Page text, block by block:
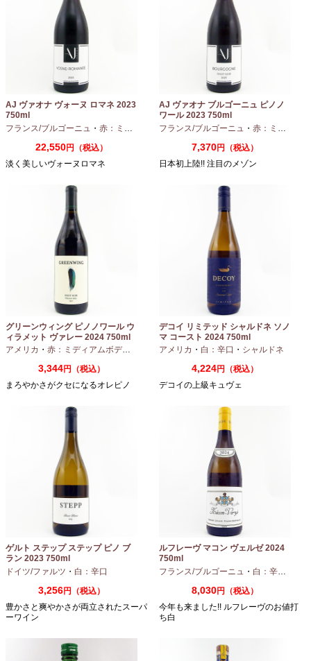
AJ ヴァオナ ヴォーヌ ロマネ 2023
750ml
フランス/ブルゴーニュ ・ 赤：ミディアムボディ ・ピノノワール
22,550円（税込）
淡く美しいヴォーヌロマネ
AJ ヴァオナ ブルゴーニュ ピノノ
ワール 2023 750ml
フランス/ブルゴーニュ ・ 赤：ミディアムボディ
7,370円（税込）
日本初上陸!! 注目のメゾン
グリーンウィング ピノノワール ウ
ィラメット ヴァレー 2024 750ml
アメリカ ・ 赤：ミディアムボディ ピノノワール
3,344円（税込）
まろやかさがクセになるオレピノ
デコイ リミテッド シャルドネ ソノ
マ コースト 2024 750ml
アメリカ ・ 白：辛口 ・ シャルドネ
4,224円（税込）
デコイの上級キュヴェ
ゲルト ステップ ステップ ピノ ブ
ラン 2023 750ml
ドイツ/ファルツ ・ 白：辛口
3,256円（税込）
豊かさと爽やかさが両立されたスーパ
ーワイン
ルフレーヴ マコン ヴェルゼ 2024
750ml
フランス/ブルゴーニュ ・ 白：辛口
8,030円（税込）
今年も来ました!! ルフレーヴのお値打
ち白